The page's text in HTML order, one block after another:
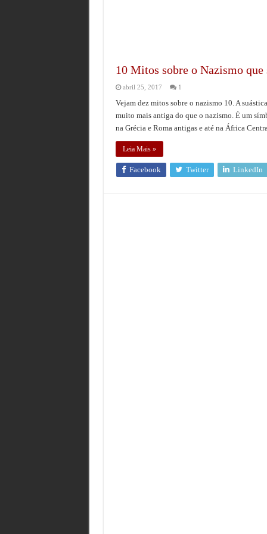
10 Mitos sobre o Nazismo
abril 25, 2017 1
Vejam dez mitos sobre o nazismo 10. A
muito mais antiga do que o nazismo. É um
na Grécia e Roma antigas e até na África
Leia Mais »
Facebook Twitter LinkedIn